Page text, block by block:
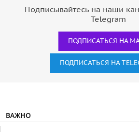
Подписывайтесь на наши
Telegram
ПОДПИСАТЬСЯ НА
ПОДПИСАТЬСЯ НА
ВАЖНО